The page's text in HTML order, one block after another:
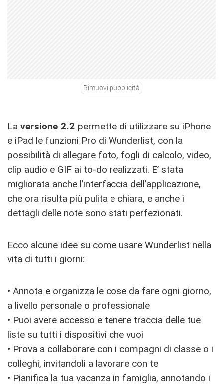
Rimuovi pubblicità
La versione 2.2 permette di utilizzare su iPhone
e iPad le funzioni Pro di Wunderlist, con la
possibilità di allegare foto, fogli di calcolo, video,
clip audio e GIF ai to-do realizzati. E’ stata
migliorata anche l’interfaccia dell’applicazione,
che ora risulta più pulita e chiara, e anche i
dettagli delle note sono stati perfezionati.
Ecco alcune idee su come usare Wunderlist nella
vita di tutti i giorni:
• Annota e organizza le cose da fare ogni giorno,
a livello personale o professionale
• Puoi avere accesso e tenere traccia delle tue
liste su tutti i dispositivi che vuoi
• Prova a collaborare con i compagni di classe o i
colleghi, invitandoli a lavorare con te
• Pianifica la tua vacanza in famiglia, annotando i